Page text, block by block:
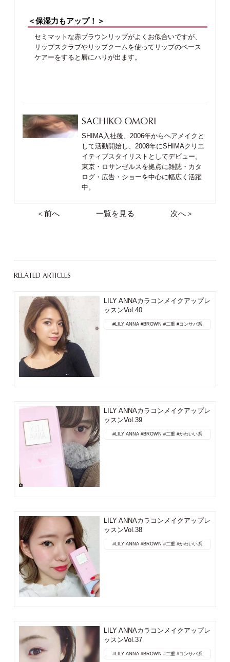
＜保湿力もアップ！＞
セミマットな赤ブラウンリップがよくお似合いですが、
リップスクラブやリップクームを使ってリップのベース
ケアーをすると唇にハリが出ます。
SACHIKO OMORI
SHIMA入社後、2006年からヘアメイクと
して活動開始し、2008年にSHIMAクリエ
イティブスタイリストとしてデビュー。
東京・ロサンゼルスを拠点に雑誌・カタ
ログ・広告・ショーを中心に幅広く活躍
中。
＜前へ 一覧を見る 次へ＞
RELATED ARTICLES
LILY ANNAカラコンメイクアップレ
ッスンVol.40
#LILY ANNA #BROWN #二重 #コンサバ系
LILY ANNAカラコンメイクアップレ
ッスンVol.39
#LILY ANNA #BROWN #二重 #かわいい系
LILY ANNAカラコンメイクアップレ
ッスンVol.38
#LILY ANNA #BROWN #二重 #かわいい系
LILY ANNAカラコンメイクアップレ
ッスンVol.37
#LILY ANNA #BROWN #二重 #コンサバ系